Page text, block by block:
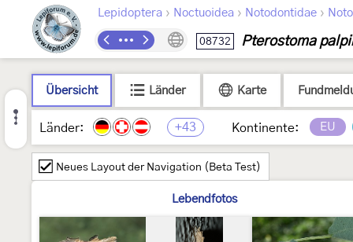
Lepidoptera › Noctuoidea › Notodontidae ›
08732 Pterostoma
Übersicht Länder Karte
Länder: +43 Kontinente: EU
Neues Layout der Navigation (Beta Test)
Lebendfotos